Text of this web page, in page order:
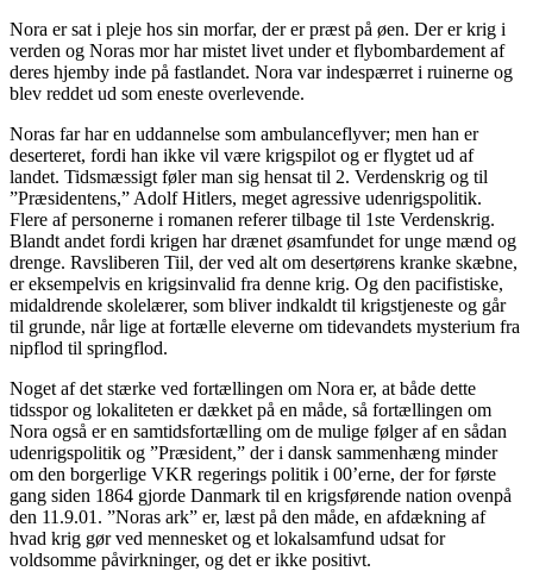
Nora er sat i pleje hos sin morfar, der er præst på øen. Der er krig i
verden og Noras mor har mistet livet under et flybombardement af
deres hjemby inde på fastlandet. Nora var indespærret i ruinerne og
blev reddet ud som eneste overlevende.
Noras far har en uddannelse som ambulanceflyver; men han er
deserteret, fordi han ikke vil være krigspilot og er flygtet ud af
landet. Tidsmæssigt føler man sig hensat til 2. Verdenskrig og til
”Præsidentens,” Adolf Hitlers, meget agressive udenrigspolitik.
Flere af personerne i romanen referer tilbage til 1ste Verdenskrig.
Blandt andet fordi krigen har drænet øsamfundet for unge mænd og
drenge. Ravsliberen Tiil, der ved alt om desertørens kranke skæbne,
er eksempelvis en krigsinvalid fra denne krig. Og den pacifistiske,
midaldrende skolelærer, som bliver indkaldt til krigstjeneste og går
til grunde, når lige at fortælle eleverne om tidevandets mysterium fra
nipflod til springflod.
Noget af det stærke ved fortællingen om Nora er, at både dette
tidsspor og lokaliteten er dækket på en måde, så fortællingen om
Nora også er en samtidsfortælling om de mulige følger af en sådan
udenrigspolitik og ”Præsident,” der i dansk sammenhæng minder
om den borgerlige VKR regerings politik i 00’erne, der for første
gang siden 1864 gjorde Danmark til en krigsførende nation ovenpå
den 11.9.01. ”Noras ark” er, læst på den måde, en afdækning af
hvad krig gør ved mennesket og et lokalsamfund udsat for
voldsomme påvirkninger, og det er ikke positivt.